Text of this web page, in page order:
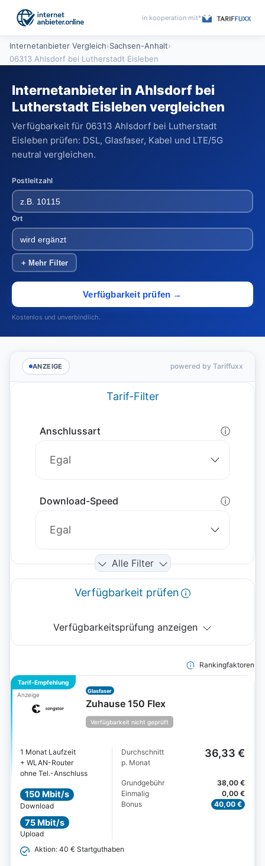
in kooperation mit*
Internetanbieter Vergleich›Sachsen-Anhalt›
06313 Ahlsdorf bei Lutherstadt Eisleben
Internetanbieter in Ahlsdorf bei
Lutherstadt Eisleben vergleichen
Verfügbarkeit für 06313 Ahlsdorf bei Lutherstadt
Eisleben prüfen: DSL, Glasfaser, Kabel und LTE/5G
neutral vergleichen.
Postleitzahl
Ort
+ Mehr Filter
Verfügbarkeit prüfen →
Kostenlos und unverbindlich.
ANZEIGE powered by Tariffuxx